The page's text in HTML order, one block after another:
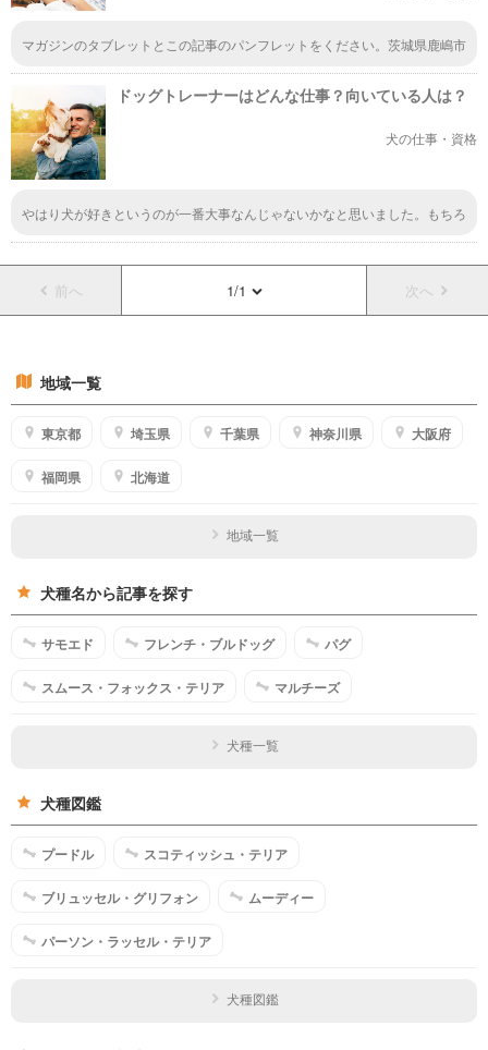
マガジンのタブレットとこの記事のパンフレットをください。茨城県鹿嶋市
ました。内緒にしてください。ついでに、水戸医療センターのパンフレット
のマガジンとICUと救命救急センターとドクターヘリとドクターマップもく
ださい。ついでに土浦協同病院もください。上と同じやつ。
ドッグトレーナーはどんな仕事？向いている人は？
犬の仕事・資格
やはり犬が好きというのが一番大事なんじゃないかなと思いました。もちろ
とを真剣に考えて行動したり、気持ちを近づけることができるのではないで
しょうか。
前へ 1/1 次へ
地域一覧
東京都 埼玉県 千葉県 神奈川県 大阪府
福岡県 北海道
地域一覧
犬種名から記事を探す
サモエド フレンチ・ブルドッグ パグ
スムース・フォックス・テリア マルチーズ
犬種一覧
犬種図鑑
プードル スコティッシュ・テリア
ブリュッセル・グリフォン ムーディー
パーソン・ラッセル・テリア
犬種図鑑